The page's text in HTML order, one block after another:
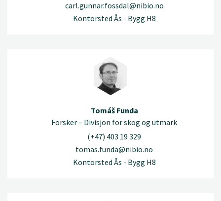
carl.gunnar.fossdal@nibio.no
Kontorsted Ås - Bygg H8
Tomáš Funda
Forsker – Divisjon for skog og utmark
(+47) 403 19 329
tomas.funda@nibio.no
Kontorsted Ås - Bygg H8